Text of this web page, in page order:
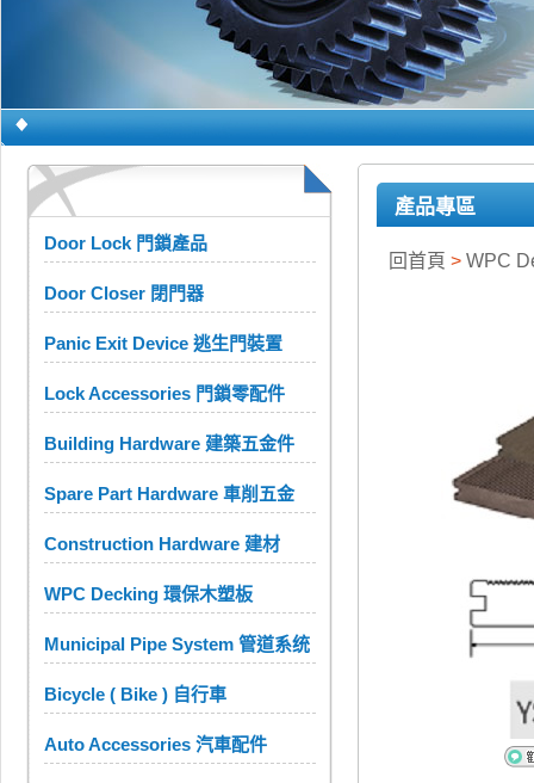
Door Lock 門鎖產品
Door Closer 閉門器
Panic Exit Device 逃生門裝置
Lock Accessories 門鎖零配件
Building Hardware 建築五金件
Spare Part Hardware 車削五金
Construction Hardware 建材
WPC Decking 環保木塑板
Municipal Pipe System 管道系统
Bicycle ( Bike ) 自行車
Auto Accessories 汽車配件
產品專區
回首頁 > WPC